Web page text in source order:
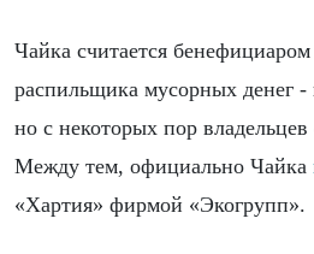
Чайка считается
распильщика мусорных денег
но с некоторых пор
Между тем, официально Чайка
«Хартия» фирмой «Экогрупп».